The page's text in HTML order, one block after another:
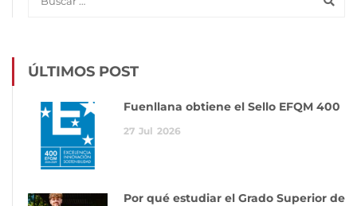
ÚLTIMOS POST
Fuenllana obtiene el Sello EFQM 400
27 Jul 2026
Por qué estudiar el Grado Superior de